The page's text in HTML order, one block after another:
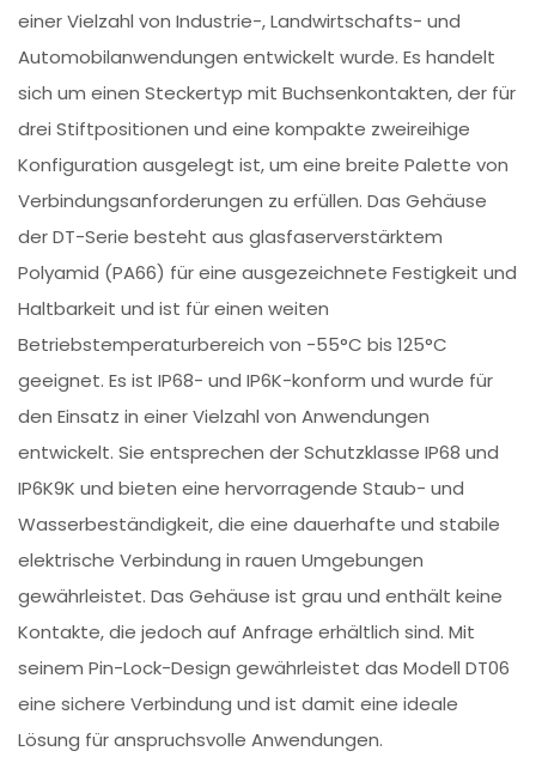
einer Vielzahl von Industrie-, Landwirtschafts- und
Automobilanwendungen entwickelt wurde. Es handelt
sich um einen Steckertyp mit Buchsenkontakten, der für
drei Stiftpositionen und eine kompakte zweireihige
Konfiguration ausgelegt ist, um eine breite Palette von
Verbindungsanforderungen zu erfüllen. Das Gehäuse
der DT-Serie besteht aus glasfaserverstärktem
Polyamid (PA66) für eine ausgezeichnete Festigkeit und
Haltbarkeit und ist für einen weiten
Betriebstemperaturbereich von -55°C bis 125°C
geeignet. Es ist IP68- und IP6K-konform und wurde für
den Einsatz in einer Vielzahl von Anwendungen
entwickelt. Sie entsprechen der Schutzklasse IP68 und
IP6K9K und bieten eine hervorragende Staub- und
Wasserbeständigkeit, die eine dauerhafte und stabile
elektrische Verbindung in rauen Umgebungen
gewährleistet. Das Gehäuse ist grau und enthält keine
Kontakte, die jedoch auf Anfrage erhältlich sind. Mit
seinem Pin-Lock-Design gewährleistet das Modell DT06
eine sichere Verbindung und ist damit eine ideale
Lösung für anspruchsvolle Anwendungen.